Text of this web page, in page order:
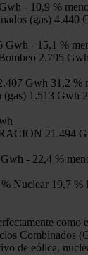
- 10,9 %
(gas) 4.440
Gwh - 15,1 %
2.795
Gwh 31,2 %
(gas) 1.513 Gwh
21.494
- 22,4 %
Nuclear 19,7 %
como
Combinados
de eólica,